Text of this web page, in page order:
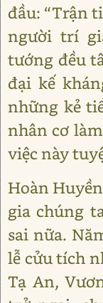
đầu: “Trận
người trí
tướng đều
đại kế
những kẻ
nhân cơ
việc này
Hoàn
gia chúng
sai nữa.
lễ cửu tích
Tạ An,